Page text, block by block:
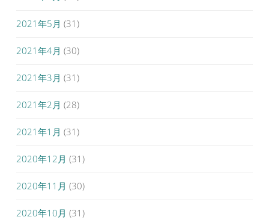
2021年5月 (31)
2021年4月 (30)
2021年3月 (31)
2021年2月 (28)
2021年1月 (31)
2020年12月 (31)
2020年11月 (30)
2020年10月 (31)